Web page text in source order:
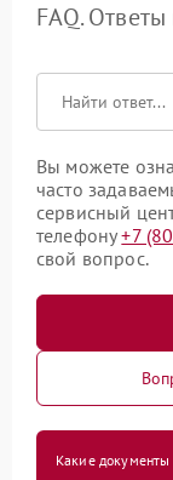
FAQ.
Вы можете
часто
сервисный
телефону+7
свой вопрос.
Какие документы